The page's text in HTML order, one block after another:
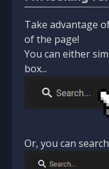
Take advantage
of the page!
You can either
box...
Or, you can